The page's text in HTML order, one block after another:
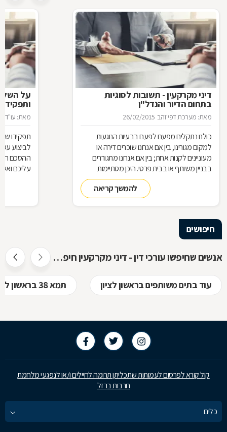
דיני מקרקעין - תשובות לסוגיות
בתחום הדיור והנדל"ן
מאת: מערכת דפי זהב 26/02/2015
כולנו נתקלים מפעם לפעם בבעיות הנוגעות
למקום מגורינו, בין אם אנחנו שוכרים דירה או
מעוניינים לקנות אחת; בין אם אנחנו מתגוררים
בבניין משותף או בבית פרטי. היכן מסתיימות
זכויותינו ביחס לשכנינו? מה אומר החוק בקשר
לחריגות בנייה? האם בניית ממ"ד מחייבת את כל
הדיירים וכו'. כדי לקבל מושג בנוגע למעמדנו
המקרקעין, ריכזנו שאלות שנשאלו בפורום
מקרקעין, ואשר נענו ע"י עו"ד אילן קרייטר
להמשך קריאה
מאת: עו"ד
תפקידו
ההסכם
עליכם
חיפושים
אנשים שחיפשו עורכי דין - דיני מקרקעין חיפשו גם
עוד בתים משותפים בראשון לציון תמא 38 בראשון לציון
קול קורא לפרסום לעמותות שתכליתן תרומה לחיילים ו/או לנפגעי מלחמת
חרבות ברזל
כלים